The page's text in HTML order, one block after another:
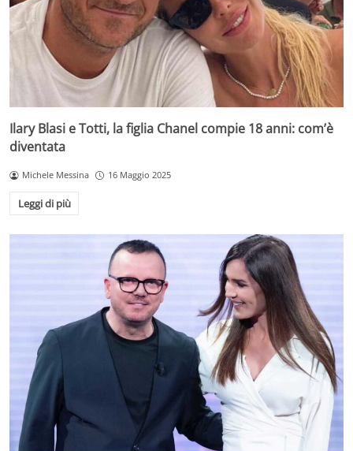
Ilary Blasi e Totti, la figlia Chanel compie 18 anni: com’è
diventata
Michele Messina 16 Maggio 2025
Leggi di più